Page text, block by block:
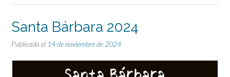
Santa Bárbara 2024
Publicada el 14 de noviembre de 2024